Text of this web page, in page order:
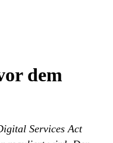
dem
Services Act